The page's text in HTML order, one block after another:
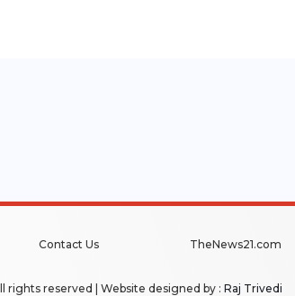
Contact Us TheNews21.com
rights reserved | Website designed by : Raj Trivedi